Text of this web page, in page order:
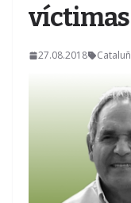
víctimas
27.08.2018